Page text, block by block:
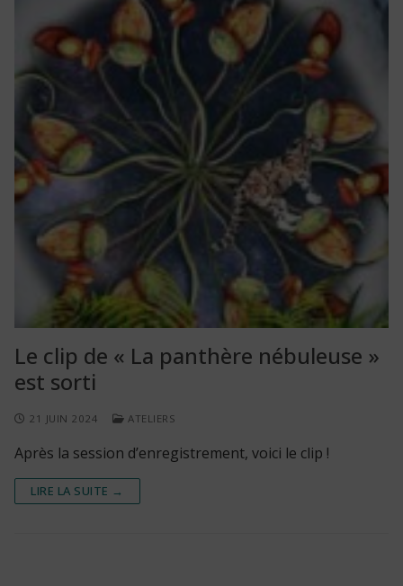
Le clip de « La panthère nébuleuse »
est sorti
21 JUIN 2024 ATELIERS
Après la session d’enregistrement, voici le clip !
LIRE LA SUITE →